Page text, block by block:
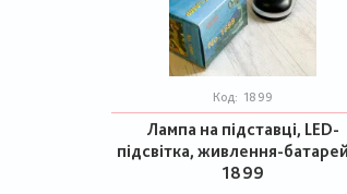
Код: 1899
Лампа на підставці, LED-
підсвітка, живлення-
1899